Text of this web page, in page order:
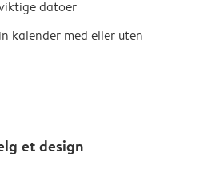
datoer
kalender med eller uten
et design